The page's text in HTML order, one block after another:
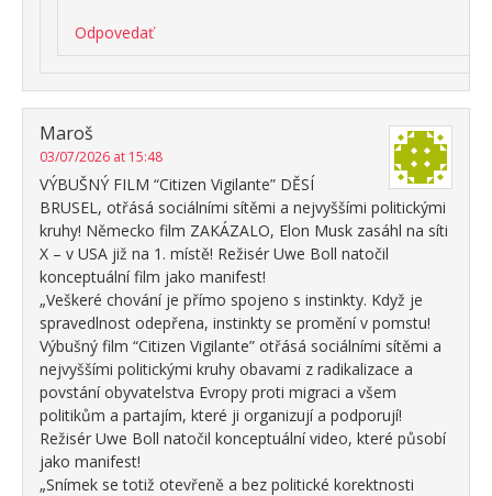
Odpovedať
Maroš
03/07/2026 at 15:48
VÝBUŠNÝ FILM “Citizen Vigilante” DĚSÍ
BRUSEL, otřásá sociálními sítěmi a nejvyššími politickými
kruhy! Německo film ZAKÁZALO, Elon Musk zasáhl na síti
X – v USA již na 1. místě! Režisér Uwe Boll natočil
konceptuální film jako manifest!
„Veškeré chování je přímo spojeno s instinkty. Když je
spravedlnost odepřena, instinkty se promění v pomstu!
Výbušný film “Citizen Vigilante” otřásá sociálními sítěmi a
nejvyššími politickými kruhy obavami z radikalizace a
povstání obyvatelstva Evropy proti migraci a všem
politikům a partajím, které ji organizují a podporují!
Režisér Uwe Boll natočil konceptuální video, které působí
jako manifest!
„Snímek se totiž otevřeně a bez politické korektnosti